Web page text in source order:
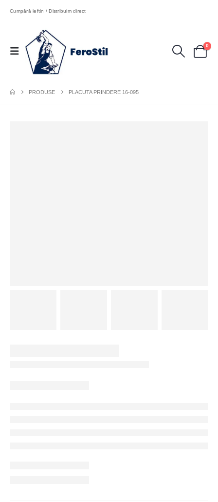
Cumpără ieftin / Distribuim direct
0
PRODUSE PLACUTA PRINDERE 16-095